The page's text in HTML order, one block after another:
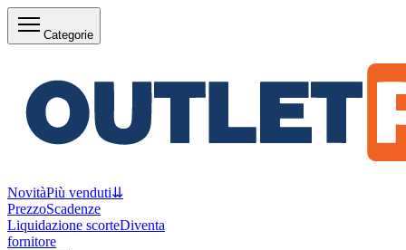
Categorie
NovitàPiù venduti⇊
PrezzoScadenze
Liquidazione scorteDiventa
fornitore